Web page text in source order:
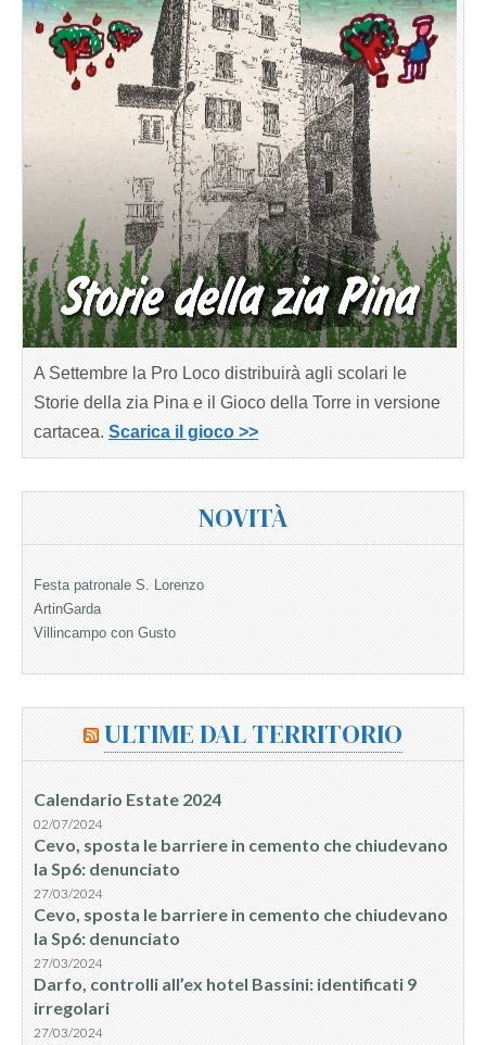
A Settembre la Pro Loco distribuirà agli scolari le
Storie della zia Pina e il Gioco della Torre in versione
cartacea. Scarica il gioco >>
NOVITÀ
Festa patronale S. Lorenzo
ArtinGarda
Villincampo con Gusto
ULTIME DAL TERRITORIO
Calendario Estate 2024
02/07/2024
Cevo, sposta le barriere in cemento che chiudevano
la Sp6: denunciato
27/03/2024
Cevo, sposta le barriere in cemento che chiudevano
la Sp6: denunciato
27/03/2024
Darfo, controlli all’ex hotel Bassini: identificati 9
irregolari
27/03/2024